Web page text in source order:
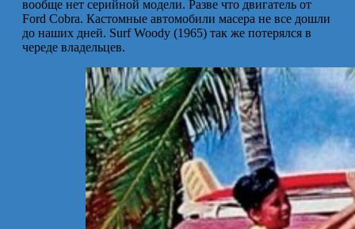
вообще нет серийной модели. Разве что двигатель от
Ford Cobra. Кастомные автомобили масера не все дошли
до наших дней. Surf Woody (1965) так же потерялся в
череде владельцев.